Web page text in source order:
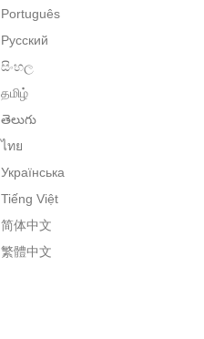
Português
Русский
සිංහල
தமிழ்
తెలుగు
ไทย
Українська
Tiếng Việt
简体中文
繁體中文